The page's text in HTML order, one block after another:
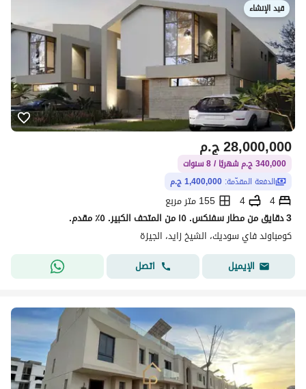
قيد الإنشاء
ج.م28,000,000
340,000 ج.م شهريًا / 8 سنوات
الدفعة المقدّمة: 1,400,000 ج.م
4
4
155 متر مربع
3 دقايق من مطار سفنكس. ١٥ من المتحف الكبير. ٥٪ مقدم.
كومباوند فاي سوديك، الشيخ زايد، الجيزة
الإيميل
اتصل